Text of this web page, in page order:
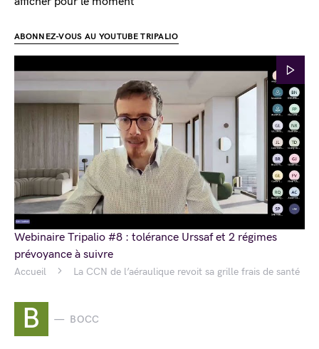
Accueil La CCN de l’aéraulique revoit sa grille frais de santé
B BOCC
ABONNEZ-VOUS AU YOUTUBE TRIPALIO
Webinaire Tripalio #8 : tolérance Urssaf et 2 régimes
prévoyance à suivre